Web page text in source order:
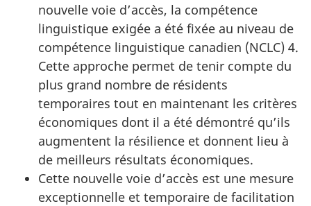
nouvelle voie d’accès, la compétence
linguistique exigée a été fixée au niveau de
compétence linguistique canadien (NCLC) 4.
Cette approche permet de tenir compte du
plus grand nombre de résidents
temporaires tout en maintenant les critères
économiques dont il a été démontré qu’ils
augmentent la résilience et donnent lieu à
de meilleurs résultats économiques.
Cette nouvelle voie d’accès est une mesure
exceptionnelle et temporaire de facilitation